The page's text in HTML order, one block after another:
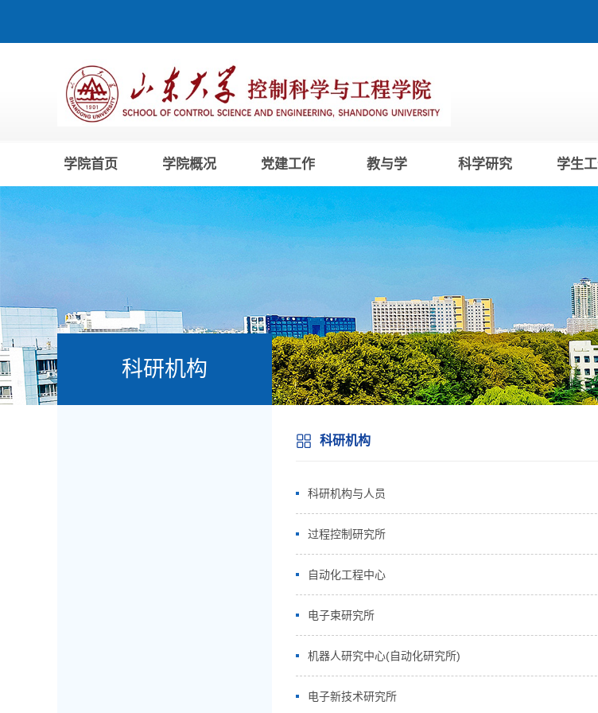
学院首页 学院概况 党建工作 教与学 科学研究 学生
科研机构
科研机构
科研机构与人员
过程控制研究所
自动化工程中心
电子束研究所
机器人研究中心(自动化研究所)
电子新技术研究所